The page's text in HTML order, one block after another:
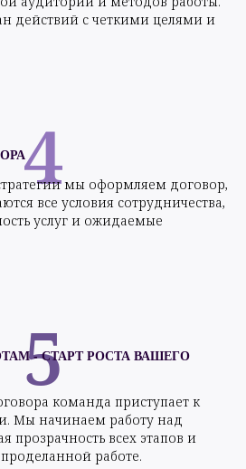
действий с четкими целями и
мы оформляем договор,
все условия сотрудничества,
услуг и ожидаемые
4
- СТАРТ РОСТА ВАШЕГО
команда приступает к
Мы начинаем работу над
прозрачность всех этапов и
работе.
5